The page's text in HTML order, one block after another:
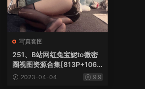
写真套图
251、B站网红兔宝妮to微密
圈视图资源合集[813P+106V
3.31G]
2023-04-04 9.9